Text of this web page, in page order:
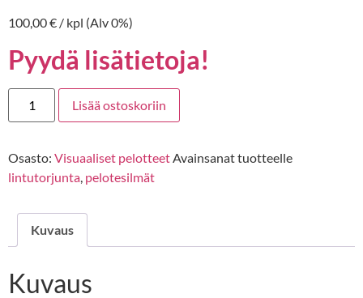
100,00 € / kpl (Alv 0%)
Pyydä lisätietoja!
Lisää ostoskoriin
Osasto: Visuaaliset pelotteet Avainsanat tuotteelle
lintutorjunta pelotesilmät
Kuvaus
Kuvaus